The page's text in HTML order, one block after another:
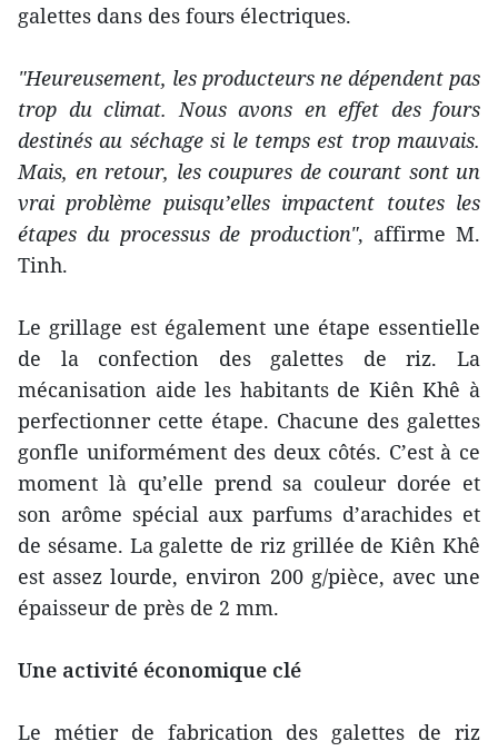
galettes dans des fours électriques.
"Heureusement, les producteurs ne dépendent pas
trop du climat. Nous avons en effet des fours
destinés au séchage si le temps est trop mauvais.
Mais, en retour, les coupures de courant sont un
vrai problème puisqu’elles impactent toutes les
étapes du processus de production", affirme M.
Tinh.
Le grillage est également une étape essentielle
de la confection des galettes de riz. La
mécanisation aide les habitants de Kiên Khê à
perfectionner cette étape. Chacune des galettes
gonfle uniformément des deux côtés. C’est à ce
moment là qu’elle prend sa couleur dorée et
son arôme spécial aux parfums d’arachides et
de sésame. La galette de riz grillée de Kiên Khê
est assez lourde, environ 200 g/pièce, avec une
épaisseur de près de 2 mm.
Une activité économique clé
Le métier de fabrication des galettes de riz